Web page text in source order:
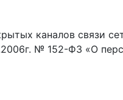
каналов связи
№ 152-ФЗ «О